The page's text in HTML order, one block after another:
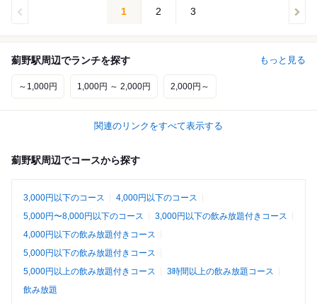
1 2 3
薊野駅周辺でランチを探す もっと見る
～1,000円 1,000円 ～ 2,000円 2,000円～
関連のリンクをすべて表示する
薊野駅周辺でコースから探す
3,000円以下のコース
4,000円以下のコース
5,000円〜8,000円以下のコース
3,000円以下の飲み放題付きコース
4,000円以下の飲み放題付きコース
5,000円以下の飲み放題付きコース
5,000円以上の飲み放題付きコース
3時間以上の飲み放題コース
飲み放題